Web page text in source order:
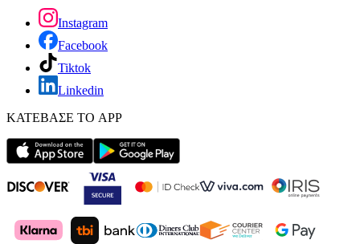
Instagram
Facebook
Tiktok
Linkedin
ΚΑΤΕΒΑΣΕ ΤΟ APP